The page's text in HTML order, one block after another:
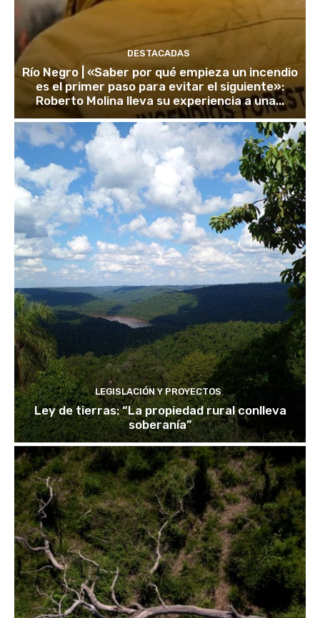
DESTACADAS
Río Negro | «Saber por qué empieza un incendio
es el primer paso para evitar el siguiente»:
Roberto Molina lleva su experiencia a una...
LEGISLACIÓN Y PROYECTOS
Ley de tierras: “La propiedad rural conlleva
soberanía”